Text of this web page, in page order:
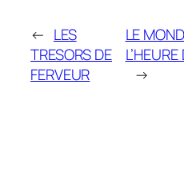
← LES
TRESORS DE
FERVEUR
LE
→